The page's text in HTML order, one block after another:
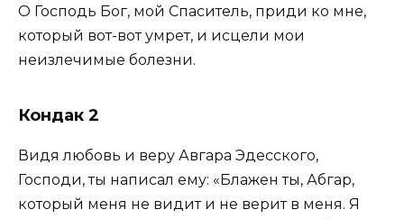
О Господь Бог, мой Спаситель, приди ко мне,
который вот-вот умрет, и исцели мои
неизлечимые болезни.
Кондак 2
Видя любовь и веру Авгара Эдесского,
Господи, ты написал ему: «Блажен ты, Абгар,
который меня не видит и не верит в меня. Я